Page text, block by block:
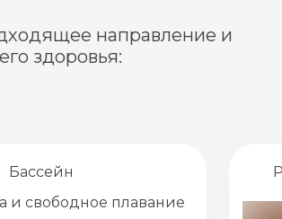
направление и
здоровья:
Бассейн
и свободное плавание